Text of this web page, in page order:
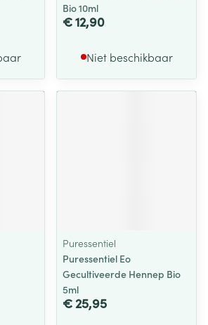
Bio 10ml
€ 12,90
Niet beschikbaar
Puressentiel
Puressentiel Eo
Gecultiveerde Hennep Bio
5ml
€ 25,95